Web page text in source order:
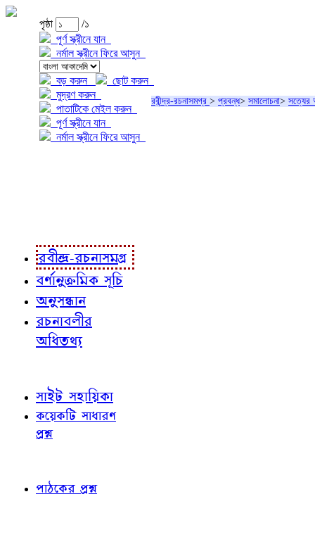
পৃষ্ঠা
/১
পূর্ণ স্ক্রীনে যান
নর্মাল স্ক্রীনে ফিরে আসুন
বড় করুন
ছোট করুন
মুদ্রণ করুন
পাতাটিকে মেইল করুন
পূর্ণ স্ক্রীনে যান
নর্মাল স্ক্রীনে ফিরে আসুন
রবীন্দ্র-রচনাসমগ্র > প্রবন্ধ> সমালোচনা> সত্যের
রবীন্দ্র-রচনাসমগ্র
বর্ণানুক্রমিক সূচি
অনুসন্ধান
রচনাবলীর
অধিতথ্য
সাইট সহায়িকা
কয়েকটি সাধারণ
প্রশ্ন
পাঠকের প্রশ্ন